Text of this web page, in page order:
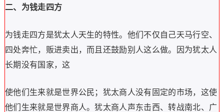
二、为钱走四方
为钱走四方是犹太人天生的特性。 他们不仅自己天马行空、
四处奔忙，贩进卖出，而且还鼓励别人这么做。
因为犹太人
长期没有国家，这
使他们生来就是世界公民；犹太商人没有固定的市场，这使
他们生来就是世界商人。 犹太商人声东击西、转战南北、广